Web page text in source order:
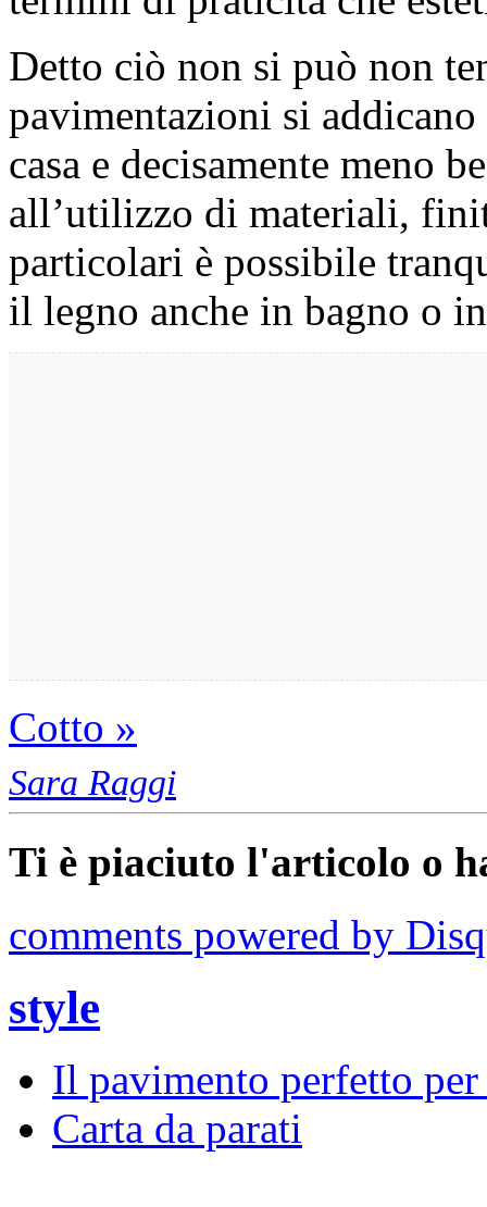
Detto ciò non si può non
pavimentazioni si
casa e decisamente meno
all’utilizzo di materiali,
particolari è possibile
il legno anche in bagno o
Cotto »
Sara Raggi
Ti è piaciuto l'articolo o
comments powered by
style
Il pavimento perfetto
Carta da parati